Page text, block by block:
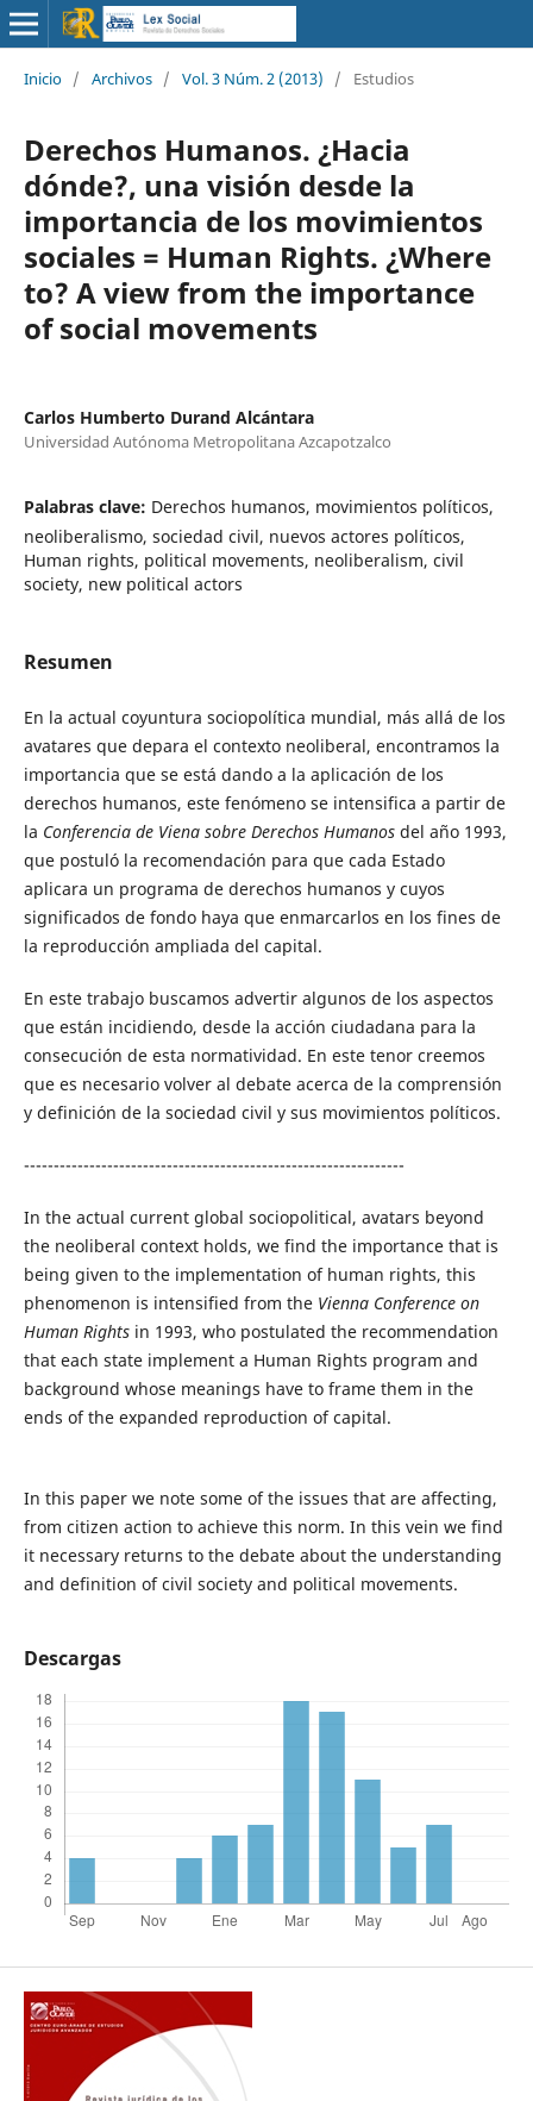
Inicio / Archivos / Vol. 3 Núm. 2 (2013) / Estudios
Derechos Humanos. ¿Hacia
dónde?, una visión desde la
importancia de los movimientos
sociales = Human Rights. ¿Where
to? A view from the importance
of social movements
Carlos Humberto Durand Alcántara
Universidad Autónoma Metropolitana Azcapotzalco
Palabras clave: Derechos humanos, movimientos políticos,
neoliberalismo, sociedad civil, nuevos actores políticos,
Human rights, political movements, neoliberalism, civil
society, new political actors
Resumen
En la actual coyuntura sociopolítica mundial, más allá de los
avatares que depara el contexto neoliberal, encontramos la
importancia que se está dando a la aplicación de los
derechos humanos, este fenómeno se intensifica a partir de
la Conferencia de Viena sobre Derechos Humanosdel año 1993,
que postuló la recomendación para que cada Estado
aplicara un programa de derechos humanos y cuyos
significados de fondo haya que enmarcarlos en los fines de
la reproducción ampliada del capital.
En este trabajo buscamos advertir algunos de los aspectos
que están incidiendo, desde la acción ciudadana para la
consecución de esta normatividad. En este tenor creemos
que es necesario volver al debate acerca de la comprensión
y definición de la sociedad civil y sus movimientos políticos.
----------------------------------------------------------------
In the actual current global sociopolitical, avatars beyond
the neoliberal context holds, we find the importance that is
being given to the implementation of human rights, this
phenomenon is intensified from the Vienna Conference on
Human Rights in 1993, who postulated the recommendation
that each state implement a Human Rights program and
background whose meanings have to frame them in the
ends of the expanded reproduction of capital.
In this paper we note some of the issues that are affecting,
from citizen action to achieve this norm. In this vein we find
it necessary returns to the debate about the understanding
and definition of civil society and political movements.
Descargas